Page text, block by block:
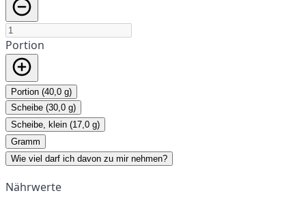
Portion
Portion (40,0 g)
Scheibe (30,0 g)
Scheibe, klein (17,0 g)
Gramm
Wie viel darf ich davon zu mir nehmen?
Nährwerte